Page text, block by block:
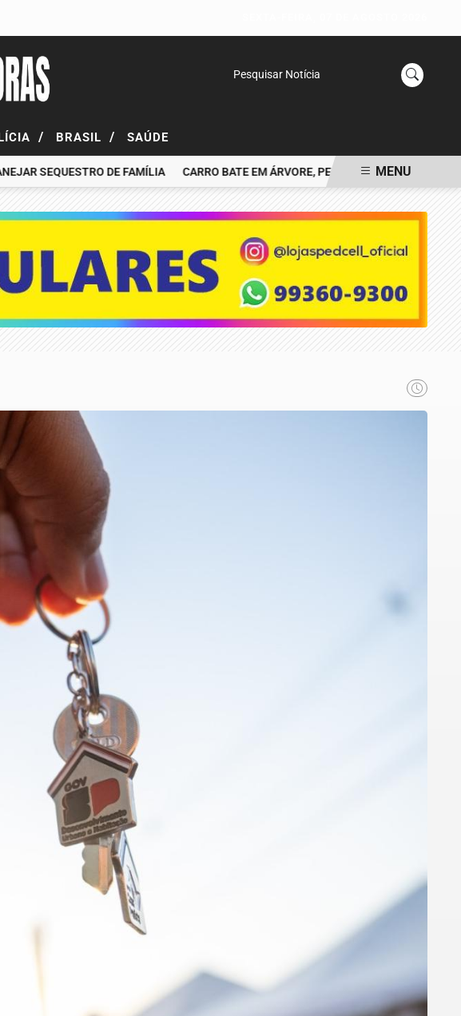
Pesquisar Notícia
/ BRASIL / SAÚDE
SEQUESTRO DE FAMÍLIA CARRO BATE EM ÁRVORE, PEGA FOGO E MOTORISTA
MENU